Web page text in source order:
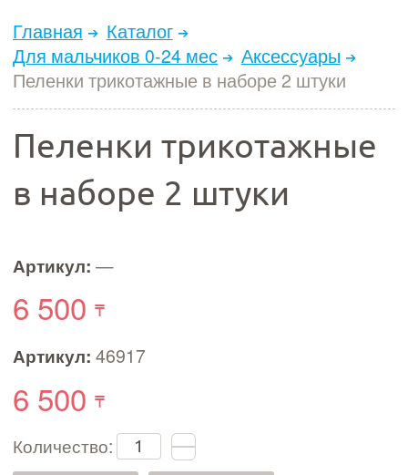
Главная
Каталог
Для мальчиков 0-24 мес
Аксессуары
Пеленки трикотажные в наборе 2 штуки
Пеленки трикотажные
в наборе 2 штуки
Артикул: —
6 500
Артикул: 46917
6 500
Количество: